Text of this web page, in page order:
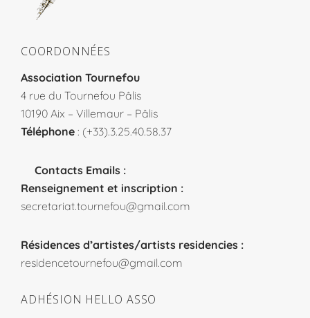
COORDONNÉES
Association Tournefou
4 rue du Tournefou Pâlis
10190 Aix – Villemaur – Pâlis
Téléphone : (+33).3.25.40.58.37
Contacts Emails :
Renseignement et inscription :
secretariat.tournefou@gmail.com
Résidences d’artistes/artists residencies :
residencetournefou@gmail.com
ADHÉSION HELLO ASSO